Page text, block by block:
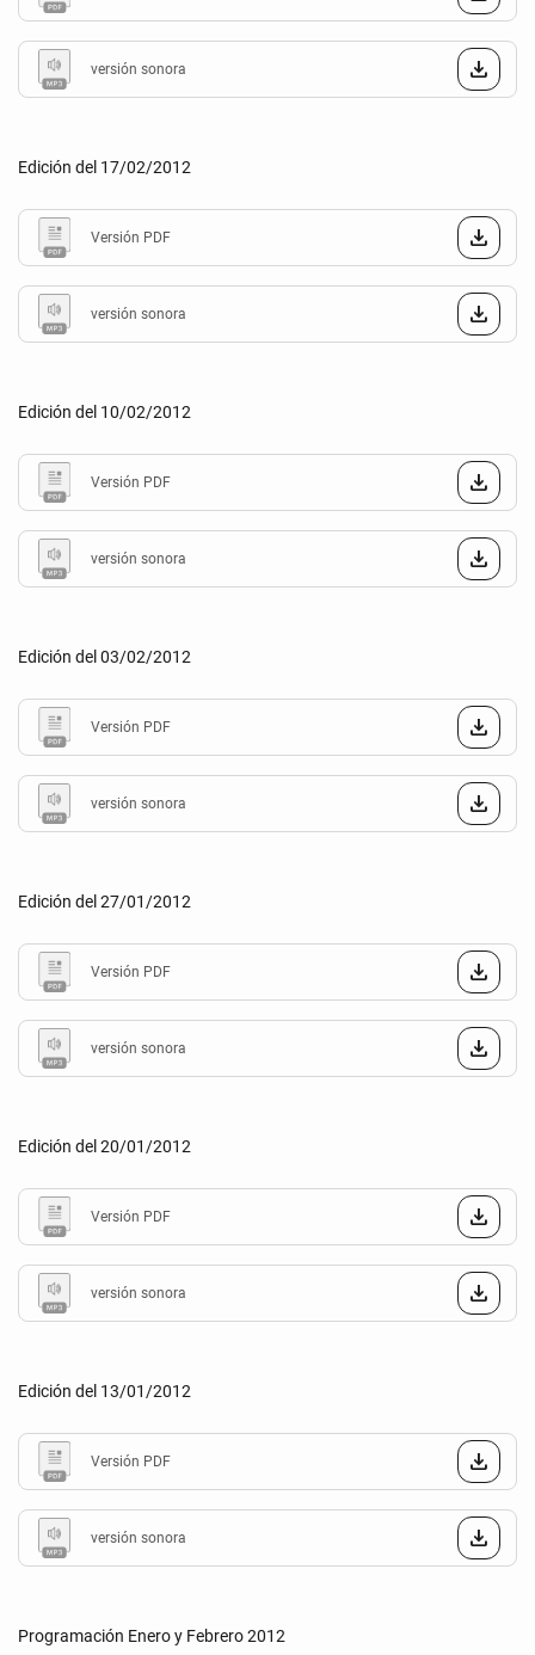
versión sonora
Edición del 17/02/2012
Versión PDF
versión sonora
Edición del 10/02/2012
Versión PDF
versión sonora
Edición del 03/02/2012
Versión PDF
versión sonora
Edición del 27/01/2012
Versión PDF
versión sonora
Edición del 20/01/2012
Versión PDF
versión sonora
Edición del 13/01/2012
Versión PDF
versión sonora
Programación Enero y Febrero 2012